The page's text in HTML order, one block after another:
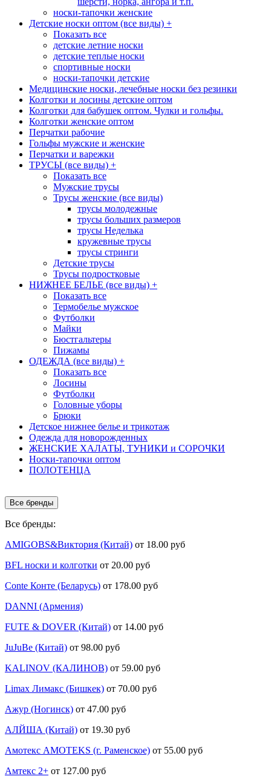
носки-тапочки женские
Детские носки оптом (все виды) +
Показать все
детские летние носки
детские теплые носки
спортивные носки
носки-тапочки детские
Медицинские носки, лечебные носки без резинки
Колготки и лосины детские оптом
Колготки для бабушек оптом. Чулки и гольфы.
Колготки женские оптом
Перчатки рабочие
Гольфы мужские и женские
Перчатки и варежки
ТРУСЫ (все виды) +
Показать все
Мужские трусы
Трусы женские (все виды)
трусы молодежные
трусы больших размеров
трусы Неделька
кружевные трусы
трусы стринги
Детские трусы
Трусы подростковые
НИЖНЕЕ БЕЛЬЕ (все виды) +
Показать все
Термобелье мужское
Футболки
Майки
Бюстгальтеры
Пижамы
ОДЕЖДА (все виды) +
Показать все
Лосины
Футболки
Головные уборы
Брюки
Детское нижнее белье и трикотаж
Одежда для новорожденных
ЖЕНСКИЕ ХАЛАТЫ, ТУНИКИ и СОРОЧКИ
Носки-тапочки оптом
ПОЛОТЕНЦА
Все бренды
Все бренды:
AMIGOBS&Виктория (Китай) от 18.00 руб
BFL носки и колготки от 20.00 руб
Conte Конте (Беларусь) от 178.00 руб
DANNI (Армения)
FUTE & DOVER (Китай) от 14.00 руб
JuJuBe (Китай) от 98.00 руб
KALINOV (КАЛИНОВ) от 59.00 руб
Limax Лимакс (Бишкек) от 70.00 руб
Ажур (Ногинск) от 47.00 руб
АЛЙША (Китай) от 19.30 руб
Амотекс AMOTEKS (г. Раменское) от 55.00 руб
Амтекс 2+ от 127.00 руб